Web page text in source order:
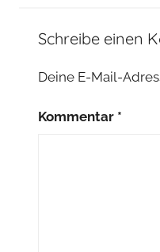
Schreibe einen
Deine E-Mail-
Kommentar *